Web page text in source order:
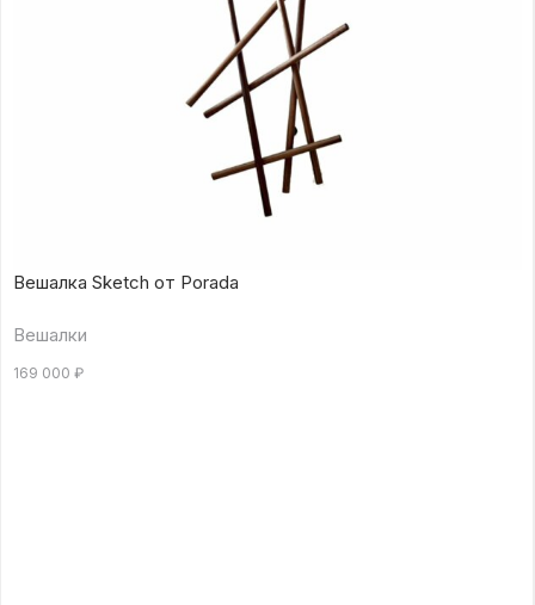
Вешалка Sketch от Porada
Вешалки
169 000 ₽